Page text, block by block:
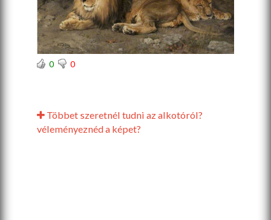
0 0
Többet szeretnél tudni az alkotóról?
véleményeznéd a képet?